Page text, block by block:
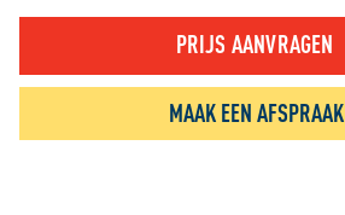
PRIJS AANVRAGEN
MAAK EEN AFSPRAAK